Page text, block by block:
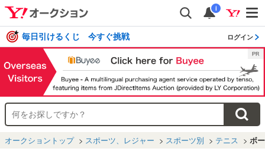
i
毎日引けるくじ 今すぐ挑戦 ログイン
オークショントップ スポーツ、レジャー スポーツ別 テニス ボ